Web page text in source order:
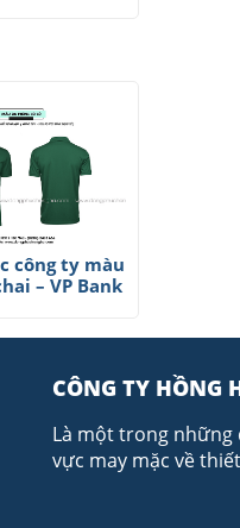
công ty màu
– VP Bank
CÔNG TY HỒNG
Là một trong những
vực may mặc về